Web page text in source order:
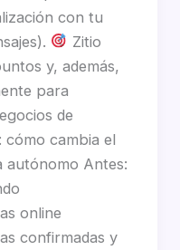
con tu
Zitio
y, además,
para
de
cómo cambia el
autónomo Antes:
online
confirmadas y